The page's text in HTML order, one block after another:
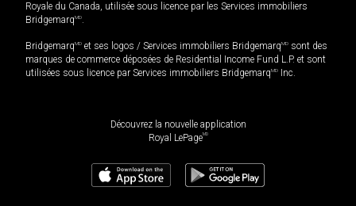
Royale du Canada, utilisée sous licence par les Services immobiliers
BridgemarqMD.
BridgemarqMD et ses logos / Services immobiliers BridgemarqMD sont des
marques de commerce déposées de Residential Income Fund L.P. et sont
utilisées sous licence par Services immobiliers BridgemarqMD Inc.
Découvrez la nouvelle application
Royal LePageMD